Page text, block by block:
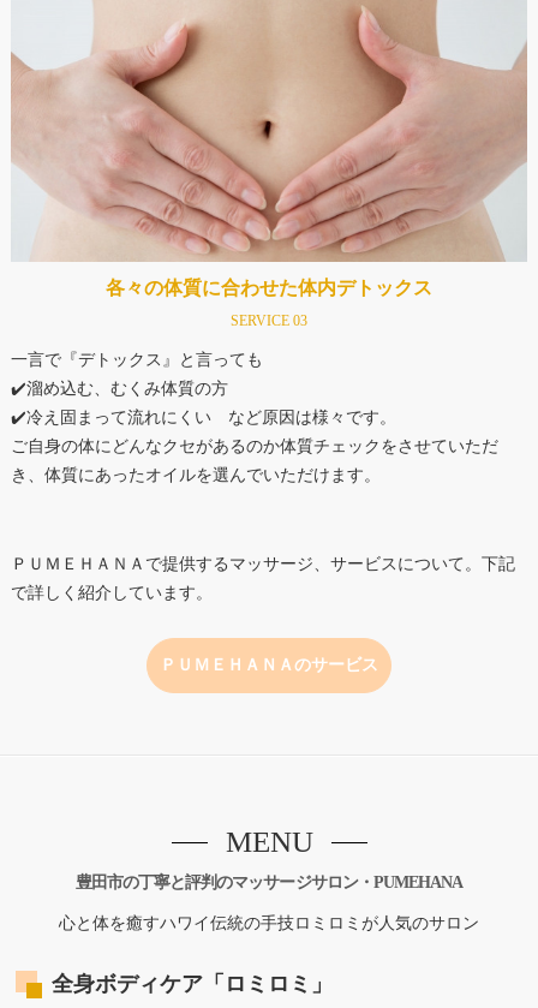
各々の体質に合わせた体内デトックス
SERVICE 03
一言で『デトックス』と言っても
✔️溜め込む、むくみ体質の方
✔️冷え固まって流れにくい など原因は様々です。
ご自身の体にどんなクセがあるのか体質チェックをさせていただ
き、体質にあったオイルを選んでいただけます。
ＰＵＭＥＨＡＮＡで提供するマッサージ、サービスについて。下記
で詳しく紹介しています。
ＰＵＭＥＨＡＮＡのサービス
豊田市の丁寧と評判のマッサージサロン・PUMEHANA
MENU
心と体を癒すハワイ伝統の手技ロミロミが人気のサロン
全身ボディケア「ロミロミ」